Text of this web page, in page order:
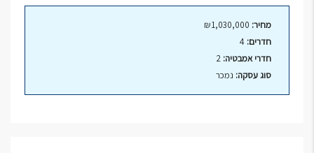
מחיר:
חדרים:
חדרי אמבטיה:
סוג עסקה: נמכר